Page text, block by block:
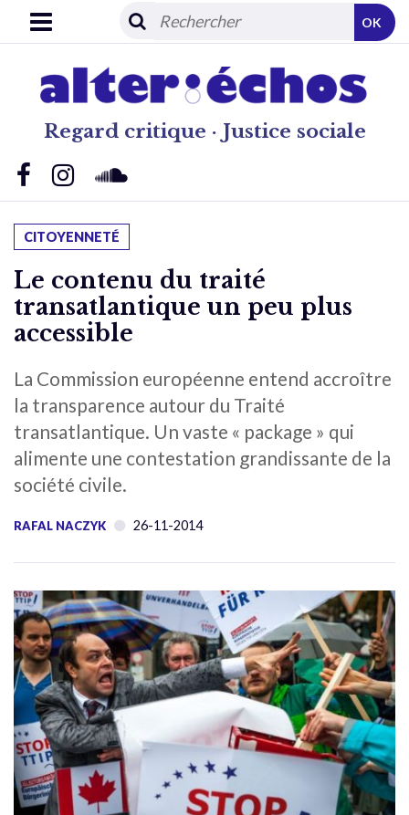
Regard critique · Justice sociale
OK
CITOYENNETÉ
Le contenu du traité
transatlantique un peu plus
accessible
La Commission européenne entend accroître
la transparence autour du Traité
transatlantique. Un vaste « package » qui
alimente une contestation grandissante de la
société civile.
RAFAL NACZYK 26-11-2014